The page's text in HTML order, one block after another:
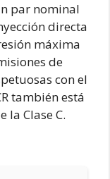
par nominal
directa
máxima
de
con el
también está
la Clase C.